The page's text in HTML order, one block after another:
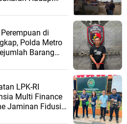
di
Polda Metro
Barang
LPK-RI
Multi Finance
Jaminan Fidusia